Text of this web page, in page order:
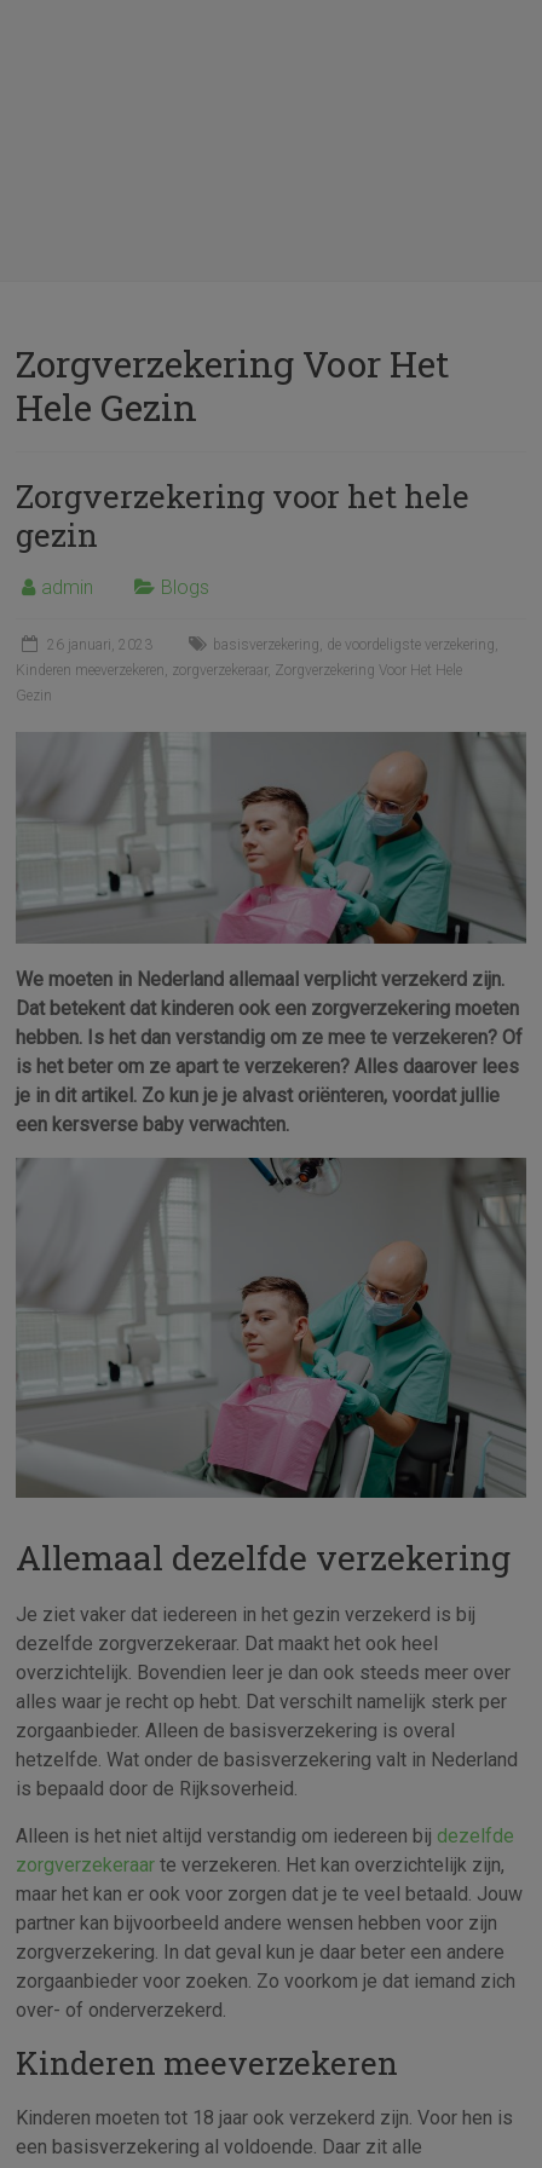
Zorgverzekering Voor Het
Hele Gezin
Zorgverzekering voor het hele
gezin
admin Blogs
26 januari, 2023 basisverzekering, de voordeligste verzekering,
Kinderen meeverzekeren, zorgverzekeraar, Zorgverzekering Voor Het Hele
Gezin
We moeten in Nederland allemaal verplicht verzekerd zijn.
Dat betekent dat kinderen ook een zorgverzekering moeten
hebben. Is het dan verstandig om ze mee te verzekeren? Of
is het beter om ze apart te verzekeren? Alles daarover lees
je in dit artikel. Zo kun je je alvast oriënteren, voordat jullie
een kersverse baby verwachten.
Allemaal dezelfde verzekering
Je ziet vaker dat iedereen in het gezin verzekerd is bij
dezelfde zorgverzekeraar. Dat maakt het ook heel
overzichtelijk. Bovendien leer je dan ook steeds meer over
alles waar je recht op hebt. Dat verschilt namelijk sterk per
zorgaanbieder. Alleen de basisverzekering is overal
hetzelfde. Wat onder de basisverzekering valt in Nederland
is bepaald door de Rijksoverheid.
Alleen is het niet altijd verstandig om iedereen bij dezelfde
zorgverzekeraar te verzekeren. Het kan overzichtelijk zijn,
maar het kan er ook voor zorgen dat je te veel betaald. Jouw
partner kan bijvoorbeeld andere wensen hebben voor zijn
zorgverzekering. In dat geval kun je daar beter een andere
zorgaanbieder voor zoeken. Zo voorkom je dat iemand zich
over- of onderverzekerd.
Kinderen meeverzekeren
Kinderen moeten tot 18 jaar ook verzekerd zijn. Voor hen is
een basisverzekering al voldoende. Daar zit alle